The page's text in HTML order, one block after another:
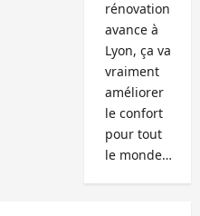
rénovation
avance à
Lyon, ça va
vraiment
améliorer
le confort
pour tout
le monde…